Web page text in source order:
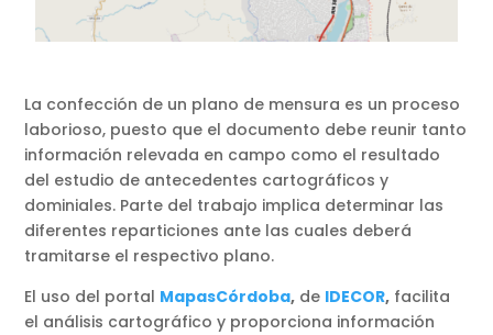
La confección de un plano de mensura es un proceso
laborioso, puesto que el documento debe reunir tanto
información relevada en campo como el resultado
del estudio de antecedentes cartográficos y
dominiales. Parte del trabajo implica determinar las
diferentes reparticiones ante las cuales deberá
tramitarse el respectivo plano.
El uso del portal MapasCórdoba, de IDECOR, facilita
el análisis cartográfico y proporciona información